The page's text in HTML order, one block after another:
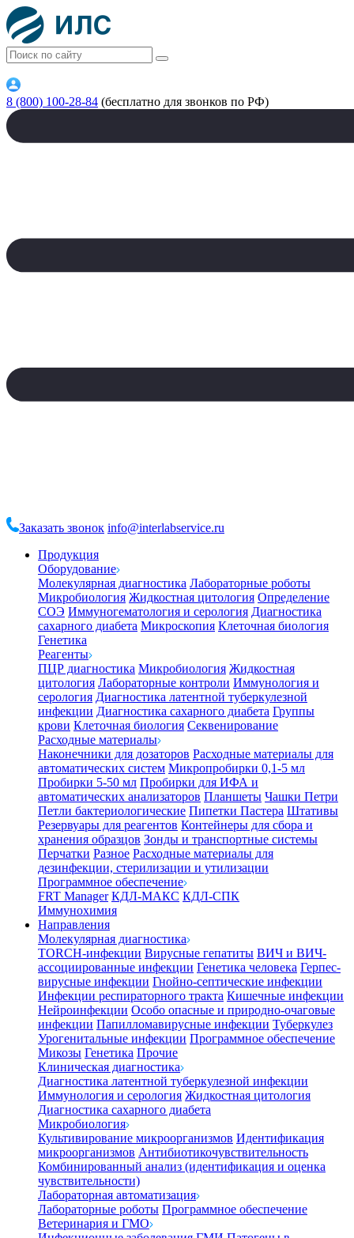
8 (800) 100-28-84 (бесплатно для звонков по РФ)
Заказать звонок info@interlabservice.ru
Продукция
Оборудование
Молекулярная диагностика Лабораторные роботы
Микробиология Жидкостная цитология Определение
СОЭ Иммуногематология и серология Диагностика
сахарного диабета Микроскопия Клеточная биология
Генетика
Реагенты
ПЦР диагностика Микробиология Жидкостная
цитология Лабораторные контроли Иммунология и
серология Диагностика латентной туберкулезной
инфекции Диагностика сахарного диабета Группы
крови Клеточная биология Секвенирование
Расходные материалы
Наконечники для дозаторов Расходные материалы для
автоматических систем Микропробирки 0,1-5 мл
Пробирки 5-50 мл Пробирки для ИФА и
автоматических анализаторов Планшеты Чашки Петри
Петли бактериологические Пипетки Пастера Штативы
Резервуары для реагентов Контейнеры для сбора и
хранения образцов Зонды и транспортные системы
Перчатки Разное Расходные материалы для
дезинфекции, стерилизации и утилизации
Программное обеспечение
FRT Manager КДЛ-МАКС КДЛ-СПК
Иммунохимия
Направления
Молекулярная диагностика
TORCH-инфекции Вирусные гепатиты ВИЧ и ВИЧ-
ассоциированные инфекции Генетика человека Герпес-
вирусные инфекции Гнойно-септические инфекции
Инфекции респираторного тракта Кишечные инфекции
Нейроинфекции Особо опасные и природно-очаговые
инфекции Папилломавирусные инфекции Туберкулез
Урогенитальные инфекции Программное обеспечение
Микозы Генетика Прочие
Клиническая диагностика
Диагностика латентной туберкулезной инфекции
Иммунология и серология Жидкостная цитология
Диагностика сахарного диабета
Микробиология
Культивирование микроорганизмов Идентификация
микроорганизмов Антибиотикочувствительность
Комбинированный анализ (идентификация и оценка
чувствительности)
Лабораторная автоматизация
Лабораторные роботы Программное обеспечение
Ветеринария и ГМО